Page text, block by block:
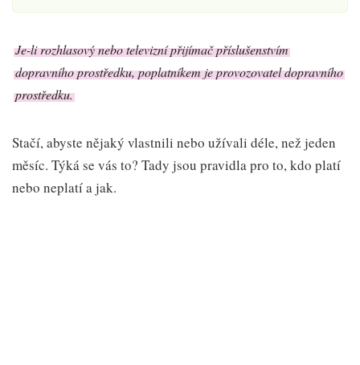
Je-li rozhlasový nebo televizní přijímač příslušenstvím
dopravního prostředku, poplatníkem je provozovatel dopravního
prostředku.
Stačí, abyste nějaký vlastnili nebo užívali déle, než jeden
měsíc. Týká se vás to? Tady jsou pravidla pro to, kdo platí
nebo neplatí a jak.